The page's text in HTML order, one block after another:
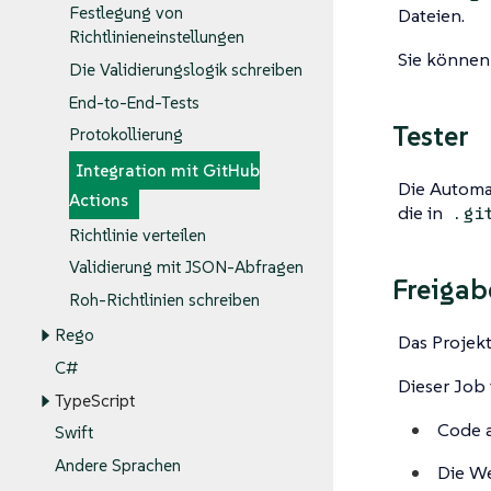
Festlegung von
Richtlinieneinstellungen
Die Validierungslogik schreiben
End-to-End-Tests
Protokollierung
Integration mit GitHub
Actions
Richtlinie verteilen
Validierung mit JSON-Abfragen
Roh-Richtlinien schreiben
Rego
C#
TypeScript
Swift
Andere Sprachen
Dateien.
Sie
Tester
Die
die in
Das
Dieser
Code
Die